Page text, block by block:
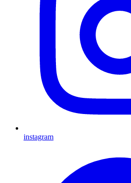
instagram